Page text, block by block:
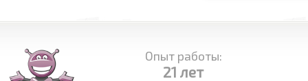
Опыт работы:
21 лет